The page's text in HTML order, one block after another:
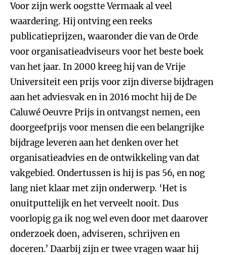
Voor zijn werk oogstte Vermaak al veel
waardering. Hij ontving een reeks
publicatieprijzen, waaronder die van de Orde
voor organisatieadviseurs voor het beste boek
van het jaar. In 2000 kreeg hij van de Vrije
Universiteit een prijs voor zijn diverse bijdragen
aan het adviesvak en in 2016 mocht hij de De
Caluwé Oeuvre Prijs in ontvangst nemen, een
doorgeefprijs voor mensen die een belangrijke
bijdrage leveren aan het denken over het
organisatieadvies en de ontwikkeling van dat
vakgebied. Ondertussen is hij is pas 56, en nog
lang niet klaar met zijn onderwerp. ‘Het is
onuitputtelijk en het verveelt nooit. Dus
voorlopig ga ik nog wel even door met daarover
onderzoek doen, adviseren, schrijven en
doceren.’ Daarbij zijn er twee vragen waar hij